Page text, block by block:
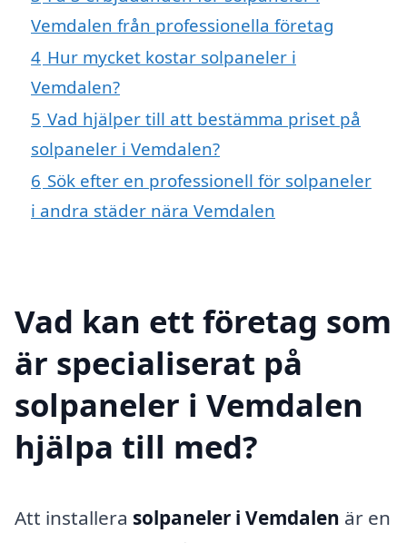
Vemdalen från professionella företag
4 Hur mycket kostar solpaneler i
Vemdalen?
5 Vad hjälper till att bestämma priset på
solpaneler i Vemdalen?
6 Sök efter en professionell för solpaneler
i andra städer nära Vemdalen
Vad kan ett företag som
är specialiserat på
solpaneler i Vemdalen
hjälpa till med?
Att installera solpaneler i Vemdalen är en